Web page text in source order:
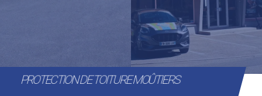
PROTECTION DE TOITURE MOÛTIERS